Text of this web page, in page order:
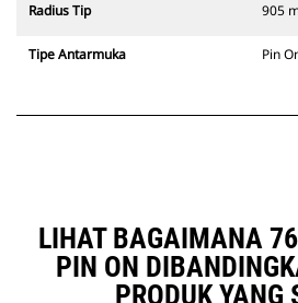
Radius Tip 905
Tipe Antarmuka Pin
LIHAT BAGAIMANA
PIN ON
PRODUK YANG